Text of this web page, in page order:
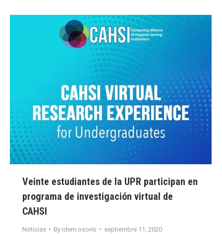
Veinte estudiantes de la UPR participan en
programa de investigación virtual de
CAHSI
Noticias By idem.osorio septiembre 11, 2020